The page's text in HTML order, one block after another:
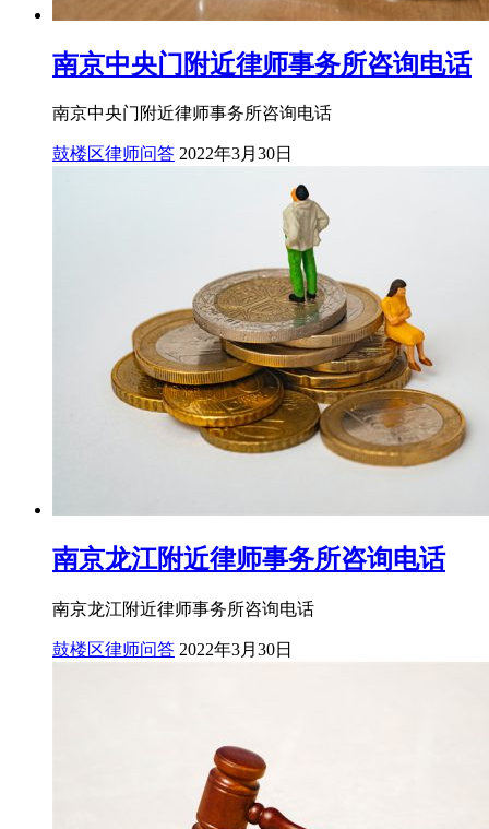
南京中央门附近律师事务所咨询电话
南京中央门附近律师事务所咨询电话
鼓楼区律师问答 2022年3月30日
南京龙江附近律师事务所咨询电话
南京龙江附近律师事务所咨询电话
鼓楼区律师问答 2022年3月30日